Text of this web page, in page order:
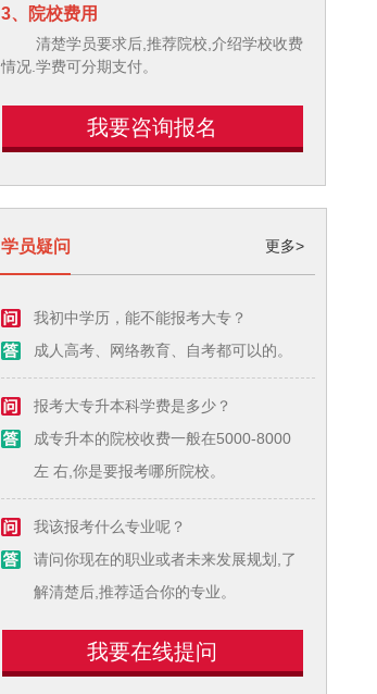
3、院校费用
清楚学员要求后,推荐院校,介绍学校收费
情况.学费可分期支付。
我要咨询报名
学员疑问 更多>
我初中学历，能不能报考大专？
成人高考、网络教育、自考都可以的。
报考大专升本科学费是多少？
成专升本的院校收费一般在5000-8000
左 右,你是要报考哪所院校。
我该报考什么专业呢？
请问你现在的职业或者未来发展规划,了
解清楚后,推荐适合你的专业。
我要在线提问